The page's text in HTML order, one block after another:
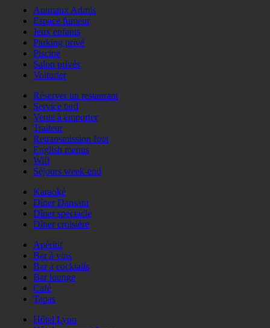
Animaux Admis
Espace fumeur
Jeux enfants
Parking privé
Piscine
Salon privés
Voiturier
Réserver un restaurant
Service tard
Vente à emporter
Traiteur
Retransmission foot
English menus
Wifi
Séjours week-end
Karaoké
Dîner Dansant
Dîner spectacle
Dîner croisière
Apéritif
Bar à vins
Bar à cocktails
Bar lounge
Café
Tapas
Hôtel Lyon